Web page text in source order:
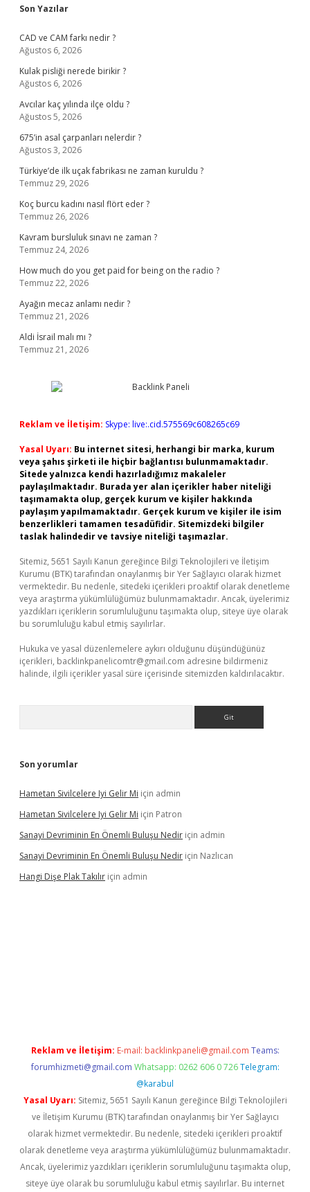
Sidebar
Son Yazılar
CAD ve CAM farkı nedir ?
Ağustos 6, 2026
Kulak pisliği nerede birikir ?
Ağustos 6, 2026
Avcılar kaç yılında ilçe oldu ?
Ağustos 5, 2026
675’in asal çarpanları nelerdir ?
Ağustos 3, 2026
Türkiye’de ilk uçak fabrikası ne zaman kuruldu ?
Temmuz 29, 2026
Koç burcu kadını nasıl flört eder ?
Temmuz 26, 2026
Kavram bursluluk sınavı ne zaman ?
Temmuz 24, 2026
How much do you get paid for being on the radio ?
Temmuz 22, 2026
Ayağın mecaz anlamı nedir ?
Temmuz 21, 2026
Aldi İsrail malı mı ?
Temmuz 21, 2026
Reklam ve İletişim: Skype: live:.cid.575569c608265c69
Yasal Uyarı: Bu internet sitesi, herhangi bir marka, kurum
veya şahıs şirketi ile hiçbir bağlantısı bulunmamaktadır.
Sitede yalnızca kendi hazırladığımız makaleler
paylaşılmaktadır. Burada yer alan içerikler haber niteliği
taşımamakta olup, gerçek kurum ve kişiler hakkında
paylaşım yapılmamaktadır. Gerçek kurum ve kişiler ile isim
benzerlikleri tamamen tesadüfidir. Sitemizdeki bilgiler
taslak halindedir ve tavsiye niteliği taşımazlar.
Sitemiz, 5651 Sayılı Kanun gereğince Bilgi Teknolojileri ve İletişim
Kurumu (BTK) tarafından onaylanmış bir Yer Sağlayıcı olarak hizmet
vermektedir. Bu nedenle, sitedeki içerikleri proaktif olarak denetleme
veya araştırma yükümlülüğümüz bulunmamaktadır. Ancak, üyelerimiz
yazdıkları içeriklerin sorumluluğunu taşımakta olup, siteye üye olarak
bu sorumluluğu kabul etmiş sayılırlar.
Hukuka ve yasal düzenlemelere aykırı olduğunu düşündüğünüz
içerikleri, backlinkpanelicomtr@gmail.com adresine bildirmeniz
halinde, ilgili içerikler yasal süre içerisinde sitemizden kaldırılacaktır.
Son yorumlar
Hametan Sivilcelere Iyi Gelir Mi için admin
Hametan Sivilcelere Iyi Gelir Mi için Patron
Sanayi Devriminin En Önemli Buluşu Nedir için admin
Sanayi Devriminin En Önemli Buluşu Nedir için Nazlıcan
Hangi Dişe Plak Takılır için admin
Reklam ve İletişim: E-mail: backlinkpaneli@gmail.com Teams:
forumhizmeti@gmail.com Whatsapp: 0262 606 0 726 Telegram:
@karabul
Yasal Uyarı: Sitemiz, 5651 Sayılı Kanun gereğince Bilgi Teknolojileri
ve İletişim Kurumu (BTK) tarafından onaylanmış bir Yer Sağlayıcı
olarak hizmet vermektedir. Bu nedenle, sitedeki içerikleri proaktif
olarak denetleme veya araştırma yükümlülüğümüz bulunmamaktadır.
Ancak, üyelerimiz yazdıkları içeriklerin sorumluluğunu taşımakta olup,
siteye üye olarak bu sorumluluğu kabul etmiş sayılırlar. Bu internet